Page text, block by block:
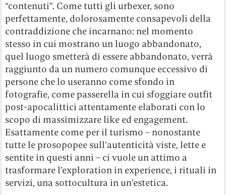
“contenuti”. Come tutti gli urbexer, sono
perfettamente, dolorosamente consapevoli della
contraddizione che incarnano: nel momento
stesso in cui mostrano un luogo abbandonato,
quel luogo smetterà di essere abbandonato, verrà
raggiunto da un numero comunque eccessivo di
persone che lo useranno come sfondo in
fotografie, come passerella in cui sfoggiare outfit
post-apocalittici attentamente elaborati con lo
scopo di massimizzare like ed engagement.
Esattamente come per il turismo – nonostante
tutte le prosopopee sull’autenticità viste, lette e
sentite in questi anni – ci vuole un attimo a
trasformare l’exploration in experience, i rituali in
servizi, una sottocultura in un’estetica.